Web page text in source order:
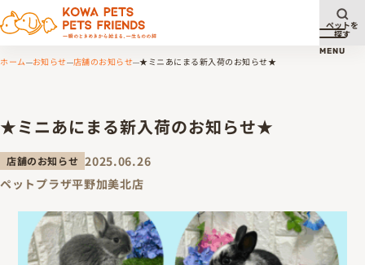
メニ
MENU
ペットを
探す
ホーム お知らせ 店舗のお知らせ ★ミニあにまる新入荷のお知らせ★
★ミニあにまる新入荷のお知らせ★
店舗のお知らせ 2025.06.26
ペットプラザ平野加美北店